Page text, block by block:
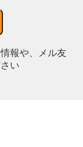
報や、メル友
い